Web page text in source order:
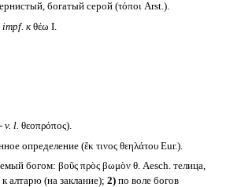
богатый серой (τόποι Arst.).
кθέω I.
v. l. θεοπρόπος).
определение (ἔκ τινος θεηλάτου Eur.).
богом: βοῦς πρὸς βωμὸν θ. Aesch. телица,
алтарю (на заклание); 2)по воле богов